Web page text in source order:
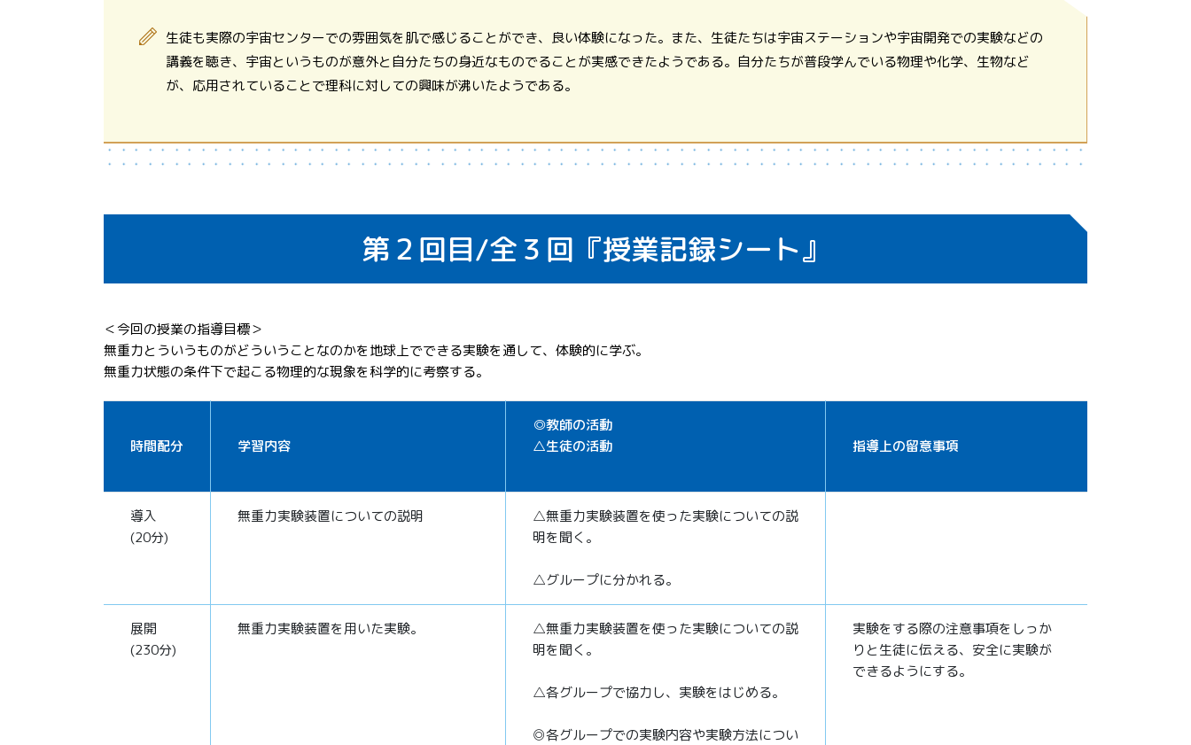
生徒も実際の宇宙センターでの雰囲気を肌で感じることができ、良い体験になった。また、生徒たちは宇宙ステーションや宇宙開発での実験などの
講義を聴き、宇宙というものが意外と自分たちの身近なものでることが実感できたようである。自分たちが普段学んでいる物理や化学、生物など
が、応用されていることで理科に対しての興味が沸いたようである。
第２回目/全３回 『授業記録シート』
＜今回の授業の指導目標＞
無重力とういうものがどういうことなのかを地球上でできる実験を通して、体験的に学ぶ。
無重力状態の条件下で起こる物理的な現象を科学的に考察する。
時間配分 学習内容
◎教師の活動
△生徒の活動
指導上の留意事項
導入
(20分)
無重力実験装置についての説明
△無重力実験装置を使った実験についての説
明を聞く。
△グループに分かれる。
展開
(230分)
無重力実験装置を用いた実験。
△無重力実験装置を使った実験についての説
明を聞く。
△各グループで協力し、実験をはじめる。
◎各グループでの実験内容や実験方法につい
実験をする際の注意事項をしっか
りと生徒に伝える、安全に実験が
できるようにする。